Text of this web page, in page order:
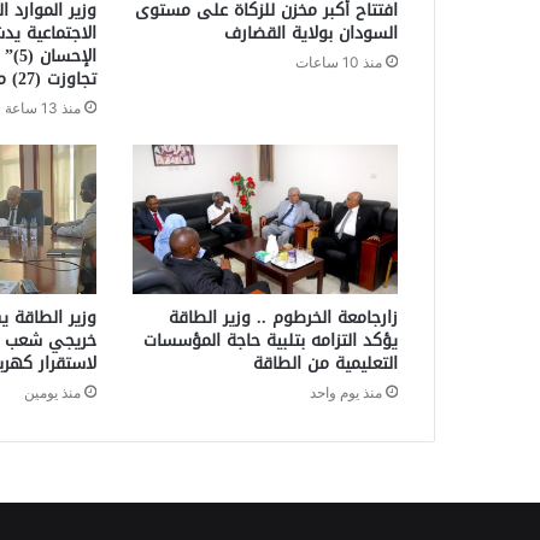
افتتاح أكبر مخزن للزكاة على مستوى
السودان بولاية القضارف
منذ 10 ساعات
وزير الموارد
الاجتماعية
تجاوزت (27) مليار جنيه
منذ 13 ساعة
زارجامعة الخرطوم .. وزير الطاقة
يؤكد التزامه بتلبية حاجة المؤسسات
التعليمية من الطاقة
منذ يوم واحد
وزير
خريجي شعب
لاستقرار
منذ يومين